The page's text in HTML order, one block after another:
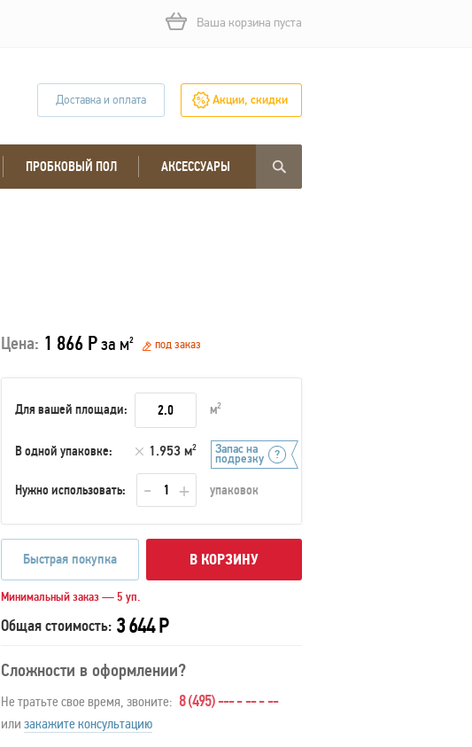
Ваша корзина пуста
Доставка и оплата Акции, скидки
ПРОБКОВЫЙ ПОЛ АКСЕССУАРЫ
Цена: 1 866 Рза м2 под заказ
Для вашей площади: м2
В одной упаковке: 1.953 м2
Нужно использовать: упаковок
Запас на
подрезку
Быстрая покупка В КОРЗИНУ
Минимальный заказ — 5 уп.
Общая стоимость: 3 644 Р
Сложности в оформлении?
Не тратьте свое время, звоните: 8 (495) --- - -- - --
или закажите консультацию